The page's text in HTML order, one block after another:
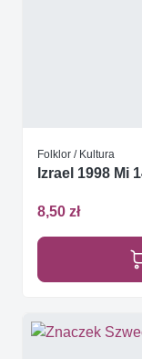
Folklor / Kultura
Izrael 1998 Mi
8,50 zł